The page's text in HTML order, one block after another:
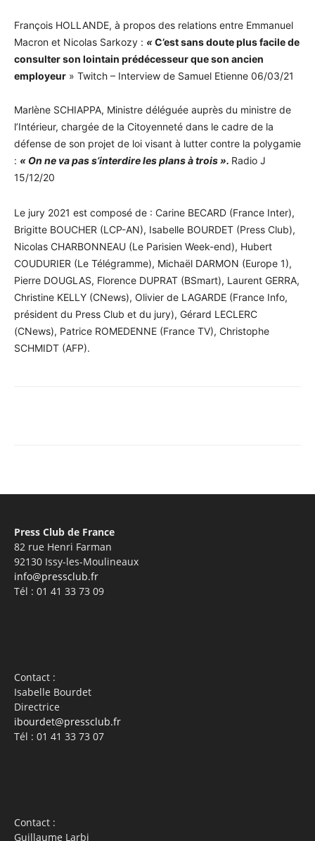
François HOLLANDE, à propos des relations entre Emmanuel
Macron et Nicolas Sarkozy : «C’est sans doute plus facile de
consulter son lointain prédécesseur que son ancien
employeur » Twitch – Interview de Samuel Etienne 06/03/21
Marlène SCHIAPPA, Ministre déléguée auprès du ministre de
l’Intérieur, chargée de la Citoyenneté dans le cadre de la
défense de son projet de loi visant à lutter contre la polygamie
: « On ne va pas s’interdire les plans à trois ». Radio J
15/12/20
Le jury 2021 est composé de : Carine BECARD (France Inter),
Brigitte BOUCHER (LCP-AN), Isabelle BOURDET (Press Club),
Nicolas CHARBONNEAU (Le Parisien Week-end), Hubert
COUDURIER (Le Télégramme), Michaël DARMON (Europe 1),
Pierre DOUGLAS, Florence DUPRAT (BSmart), Laurent GERRA,
Christine KELLY (CNews), Olivier de LAGARDE (France Info,
président du Press Club et du jury), Gérard LECLERC
(CNews), Patrice ROMEDENNE (France TV), Christophe
SCHMIDT (AFP).
Press Club de France
82 rue Henri Farman
92130 Issy-les-Moulineaux
info@pressclub.fr
Tél : 01 41 33 73 09
Contact :
Isabelle Bourdet
Directrice
ibourdet@pressclub.fr
Tél : 01 41 33 73 07
Contact :
Guillaume Larbi